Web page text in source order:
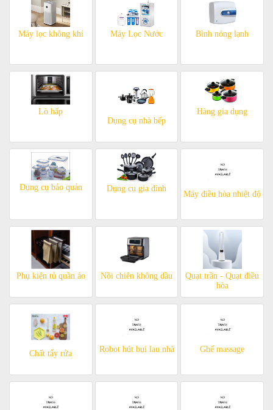
Máy lọc không khí Máy Lọc Nước Bình nóng lạnh
Lò hấp
Dụng cụ nhà bếp
Hàng gia dụng
Dụng cụ bảo quản Dụng cụ gia đình
Máy điều hòa nhiệt độ
Phụ kiện tủ quần áo Nồi chiên không dầu
Quạt trần - Quạt điều
hòa
Chất tẩy rửa Robot hút bụi lau nhà Ghế massage